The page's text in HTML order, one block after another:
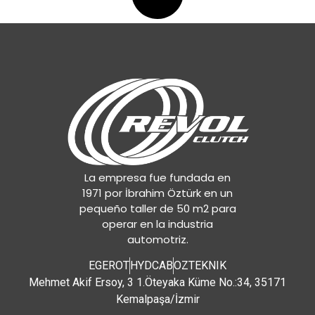
La empresa fue fundada en
1971 por İbrahim Öztürk en un
pequeño taller de 50 m2 para
operar en la industria
automotriz.
EGEROT HYDCABOZTEKNIK
Mehmet Akif Ersoy, 3 1.Öteyaka Küme No.:34, 35171
Kemalpaşa/İzmir